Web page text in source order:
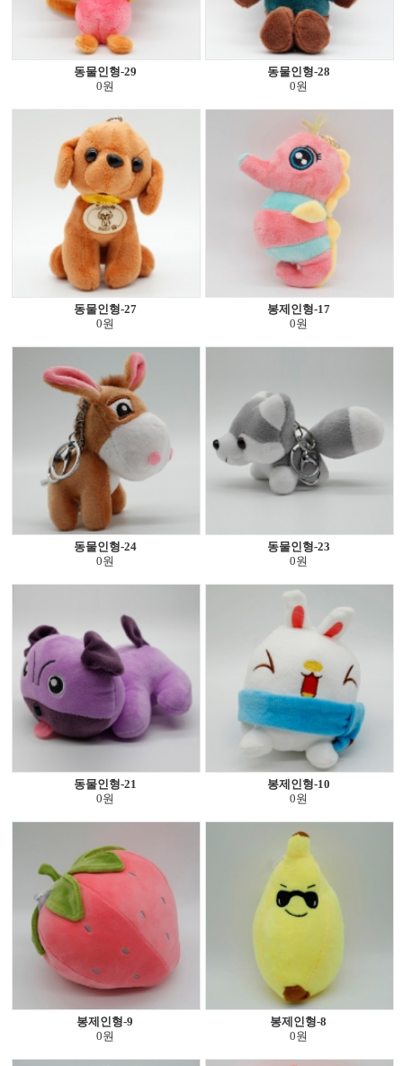
동물인형-29
0원
동물인형-28
0원
동물인형-27
0원
봉제인형-17
0원
동물인형-24
0원
동물인형-23
0원
동물인형-21
0원
봉제인형-10
0원
봉제인형-9
0원
봉제인형-8
0원